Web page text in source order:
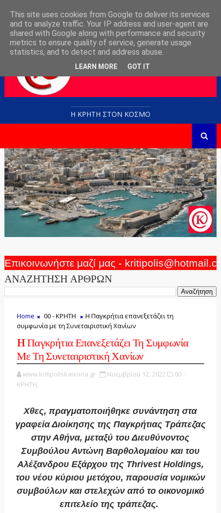
Η ΚΡΗΤΗ ΣΤΟN KOΣΜΟ
Επικοινωνήστε μαζί μας -
ΑΝΑΖΗΤΗΣΗ ΑΡΘΡΩΝ
Home 00 - ΚΡΗΤΗ
H Παγκρήτια επανεξετάζει τη
συμφωνία με τη Συνεταιριστική Χανίων
H Παγκρήτια Επανεξετάζει Τη Συμφωνία
Με Τη Συνεταιριστική Χανίων
www.kritipoliskaixoria.gr Νοεμβρίου 12, 2022
00 -
ΚΡΗΤΗ,
Χθες, πραγματοποιήθηκε συνάντηση στα
γραφεία Διοίκησης της Παγκρήτιας Τράπεζας
στην Αθήνα, μεταξύ του Διευθύνοντος
Συμβούλου Αντώνη Βαρθολομαίου και του
Αλέξανδρου Εξάρχου της Thrivest Holdings,
του νέου κύριου μετόχου, παρουσία νομικών
συμβούλων και στελεχών από το οικονομικό
επιτελείο της τράπεζας.
This site uses cookies from Google to deliver its services
and to analyze traffic. Your IP address and user-agent are
shared with Google along with performance and security
metrics to ensure quality of service, generate usage
statistics, and to detect and address abuse.
LEARN MORE GOT IT